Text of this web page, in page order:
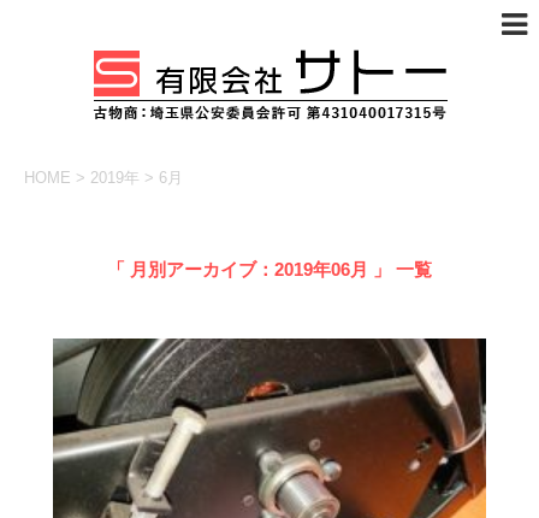
HOME > 2019年 > 6月
「 月別アーカイブ：2019年06月 」 一覧